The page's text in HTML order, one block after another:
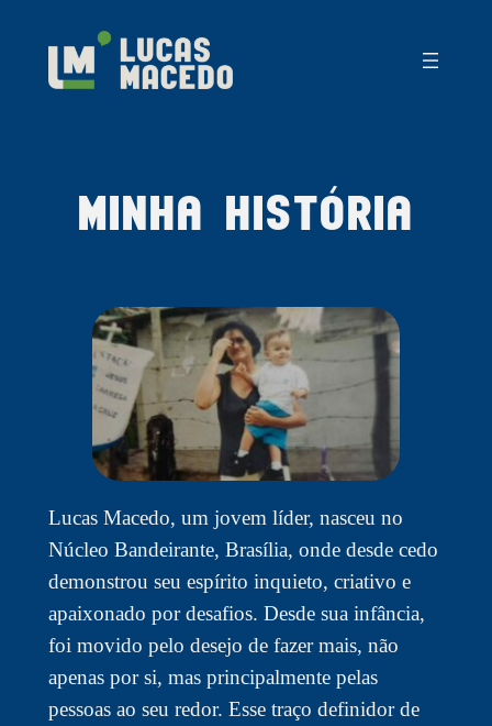
Minha História
Lucas Macedo, um jovem líder, nasceu no
Núcleo Bandeirante, Brasília, onde desde cedo
demonstrou seu espírito inquieto, criativo e
apaixonado por desafios. Desde sua infância,
foi movido pelo desejo de fazer mais, não
apenas por si, mas principalmente pelas
pessoas ao seu redor. Esse traço definidor de